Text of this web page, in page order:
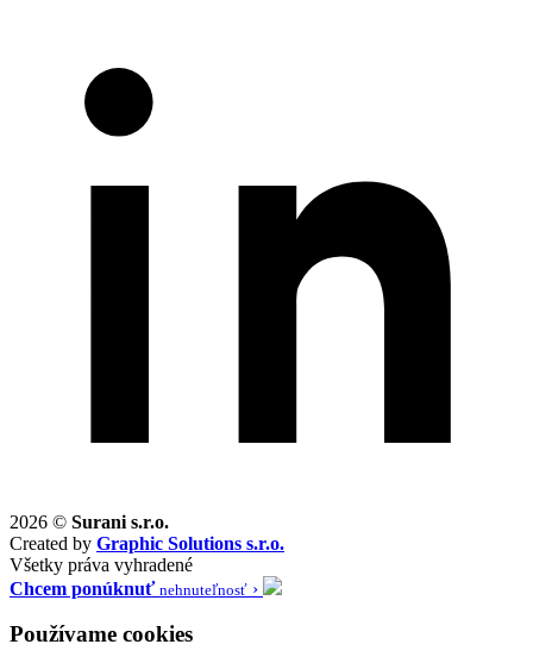
2026 © Surani s.r.o.
Created by Graphic Solutions s.r.o.
Všetky práva vyhradené
Chcem ponúknuť nehnuteľnosť ›
Používame cookies